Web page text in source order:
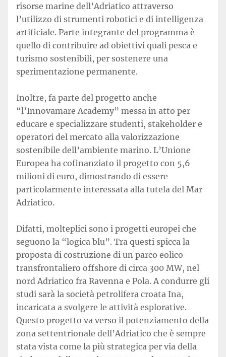
risorse marine dell’Adriatico attraverso
l’utilizzo di strumenti robotici e di intelligenza
artificiale. Parte integrante del programma è
quello di contribuire ad obiettivi quali pesca e
turismo sostenibili, per sostenere una
sperimentazione permanente.
Inoltre, fa parte del progetto anche
“l’Innovamare Academy” messa in atto per
educare e specializzare studenti, stakeholder e
operatori del mercato alla valorizzazione
sostenibile dell’ambiente marino. L’Unione
Europea ha cofinanziato il progetto con 5,6
milioni di euro, dimostrando di essere
particolarmente interessata alla tutela del Mar
Adriatico.
Difatti, molteplici sono i progetti europei che
seguono la “logica blu”. Tra questi spicca la
proposta di costruzione di un parco eolico
transfrontaliero offshore di circa 300 MW, nel
nord Adriatico fra Ravenna e Pola. A condurre gli
studi sarà la società petrolifera croata Ina,
incaricata a svolgere le attività esplorative.
Questo progetto va verso il potenziamento della
zona settentrionale dell’Adriatico che è sempre
stata vista come la più strategica per via della